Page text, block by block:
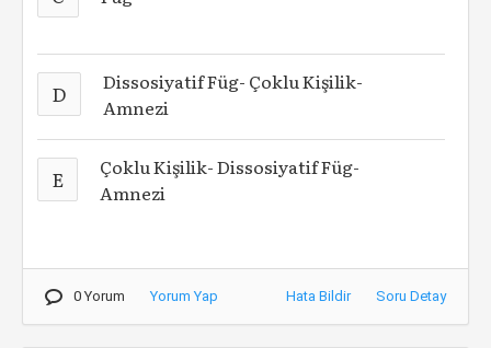
D
Dissosiyatif Füg- Çoklu Kişilik-
Amnezi
E
Çoklu Kişilik- Dissosiyatif Füg-
Amnezi
0 Yorum Yorum Yap Hata Bildir Soru Detay